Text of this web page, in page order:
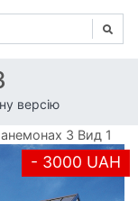
версію
3 Вид 1
- 3000 UAH